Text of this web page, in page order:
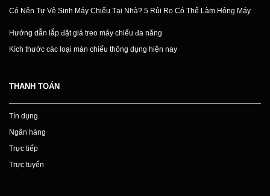
Có Nên Tự Vệ Sinh Máy Chiếu Tại Nhà? 5 Rủi Ro Có Thể Làm Hỏng Máy
Hướng dẫn lắp đặt giá treo máy chiếu đa năng
Kích thước các loại màn chiếu thông dụng hiện nay
THANH TOÁN
Tín dụng
Ngân hàng
Trực tiếp
Trực tuyến